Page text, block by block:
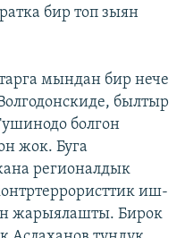
бир топ зыян
мындан бир нече
былтыр
болгон
жок. Буга
регионалдык
иш-
жарыялашты. Бирок